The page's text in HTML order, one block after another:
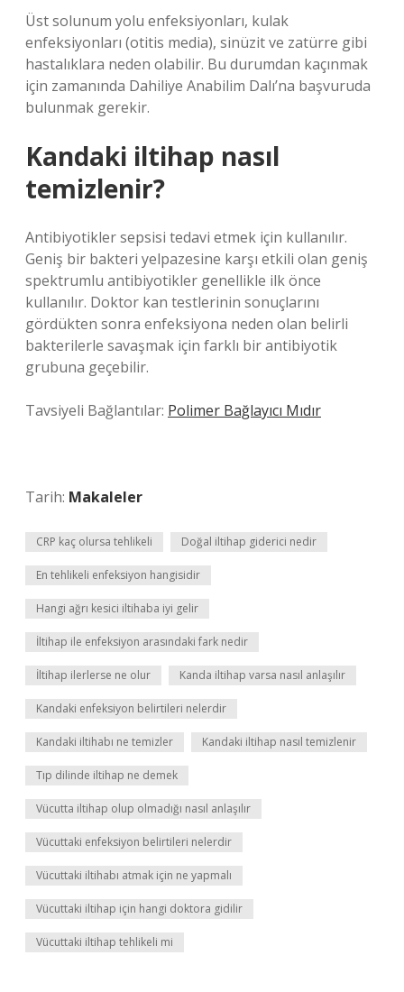
Üst solunum yolu enfeksiyonları, kulak
enfeksiyonları (otitis media), sinüzit ve zatürre gibi
hastalıklara neden olabilir. Bu durumdan kaçınmak
için zamanında Dahiliye Anabilim Dalı’na başvuruda
bulunmak gerekir.
Kandaki iltihap nasıl
temizlenir?
Antibiyotikler sepsisi tedavi etmek için kullanılır.
Geniş bir bakteri yelpazesine karşı etkili olan geniş
spektrumlu antibiyotikler genellikle ilk önce
kullanılır. Doktor kan testlerinin sonuçlarını
gördükten sonra enfeksiyona neden olan belirli
bakterilerle savaşmak için farklı bir antibiyotik
grubuna geçebilir.
Tavsiyeli Bağlantılar: Polimer Bağlayıcı Mıdır
Tarih: Makaleler
CRP kaç olursa tehlikeli Doğal iltihap giderici nedir
En tehlikeli enfeksiyon hangisidir
Hangi ağrı kesici iltihaba iyi gelir
İltihap ile enfeksiyon arasındaki fark nedir
İltihap ilerlerse ne olur Kanda iltihap varsa nasıl anlaşılır
Kandaki enfeksiyon belirtileri nelerdir
Kandaki iltihabı ne temizler Kandaki iltihap nasıl temizlenir
Tıp dilinde iltihap ne demek
Vücutta iltihap olup olmadığı nasıl anlaşılır
Vücuttaki enfeksiyon belirtileri nelerdir
Vücuttaki iltihabı atmak için ne yapmalı
Vücuttaki iltihap için hangi doktora gidilir
Vücuttaki iltihap tehlikeli mi